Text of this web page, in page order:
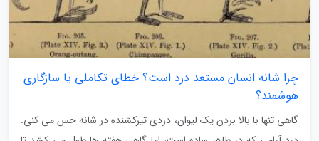
چرا شانه انسان مستعد درد است؟ خطای تکاملی یا سازگاری
هوشمند؟
گاهی تنها با بالا بردن یک لیوان، دردی تیرکشنده در شانه حس می کنی.